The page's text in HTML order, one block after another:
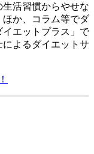
活習慣からやせな
か、コラム等でダ
イエットプラス」で
よるダイエットサ